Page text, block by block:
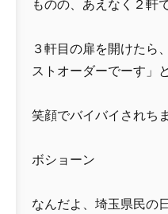
ものの、あえなく２軒
３軒目の扉を開けたら
ストオーダーでーす」
笑顔でバイバイされち
ボショーン
なんだよ、埼玉県民の